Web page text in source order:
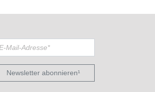
Newsletter abonnieren¹